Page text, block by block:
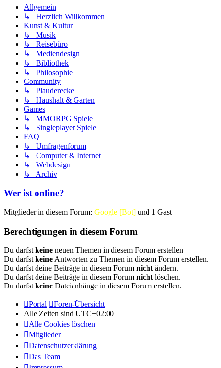
Allgemein
↳ Herzlich Willkommen
Kunst & Kultur
↳ Musik
↳ Reisebüro
↳ Mediendesign
↳ Bibliothek
↳ Philosophie
Community
↳ Plauderecke
↳ Haushalt & Garten
Games
↳ MMORPG Spiele
↳ Singleplayer Spiele
FAQ
↳ Umfragenforum
↳ Computer & Internet
↳ Webdesign
↳ Archiv
Wer ist online?
Mitglieder in diesem Forum: Google [Bot] und 1 Gast
Berechtigungen in diesem Forum
Du darfstkeine neuen Themen in diesem Forum erstellen.
Du darfstkeineAntworten zu Themen in diesem Forum erstellen.
Du darfst deine Beiträge in diesem Forum nichtändern.
Du darfst deine Beiträge in diesem Forum nichtlöschen.
Du darfstkeine Dateianhänge in diesem Forum erstellen.
Portal
Foren-Übersicht
Alle Zeiten sind UTC+02:00
Alle Cookies löschen
Mitglieder
Datenschutzerklärung
Das Team